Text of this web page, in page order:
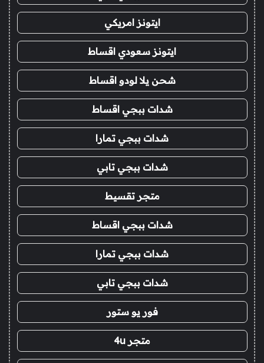
ايتونز امريكي
ايتونز سعودي اقساط
شحن يلا لودو اقساط
شدات ببجي اقساط
شدات ببجي تمارا
شدات ببجي تابي
متجر تقسيط
شدات ببجي اقساط
شدات ببجي تمارا
شدات ببجي تابي
فور يو ستور
متجر 4u